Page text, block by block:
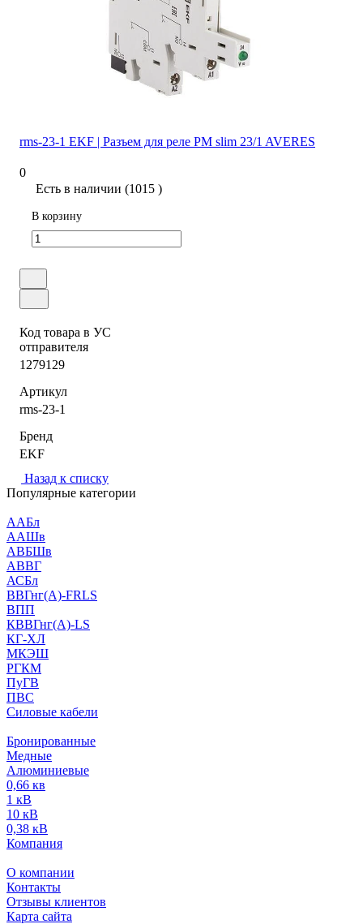
rms-23-1 EKF | Разъем для реле РM slim 23/1 AVERES
0
Есть в наличии (1015 )
В корзину
Код товара в УС
отправителя
1279129
Артикул
rms-23-1
Бренд
EKF
Назад к списку
Популярные категории
ААБл
ААШв
АВБШв
АВВГ
АСБл
ВВГнг(А)-FRLS
ВПП
КВВГнг(А)-LS
КГ-ХЛ
МКЭШ
РГКМ
ПуГВ
ПВС
Силовые кабели
Бронированные
Медные
Алюминиевые
0,66 кв
1 кВ
10 кВ
0,38 кВ
Компания
О компании
Контакты
Отзывы клиентов
Карта сайта